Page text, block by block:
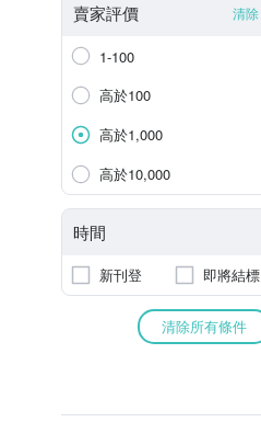
賣家評價 清除
1-100
高於100
高於1,000
高於10,000
時間
新刊登 即將結標
清除所有條件